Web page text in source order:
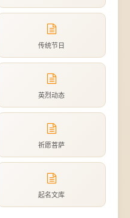
传统节日
英烈动态
祈愿菩萨
起名文库